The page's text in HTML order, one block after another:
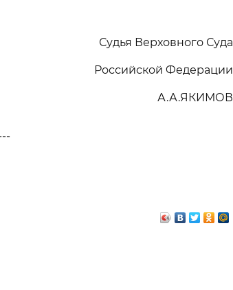
Судья Верховного Суда
Российской Федерации
А.А.ЯКИМОВ